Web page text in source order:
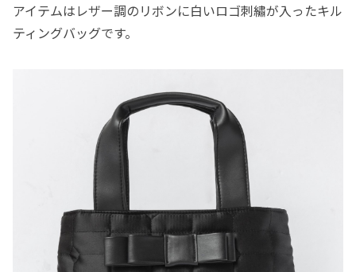
アイテムはレザー調のリボンに白いロゴ刺繡が入ったキル
ティングバッグです。